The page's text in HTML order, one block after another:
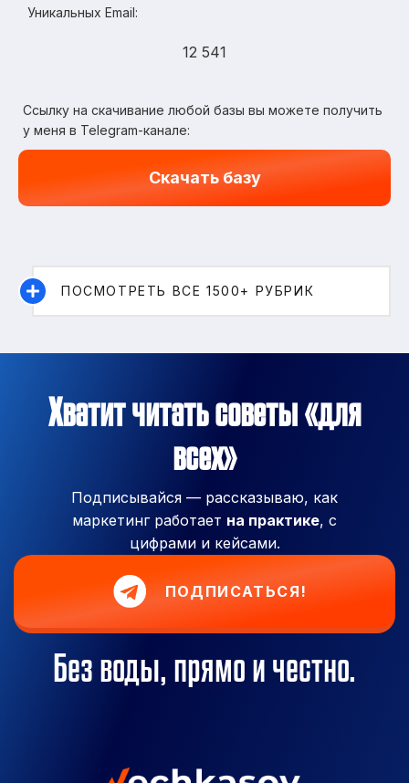
Уникальных Email:
12 541
Ссылку на скачивание любой базы вы можете получить
у меня в Telegram-канале:
Скачать базу
ПОСМОТРЕТЬ ВСЕ 1500+ РУБРИК
Хватит читать советы «для
всех»
Подписывайся — рассказываю, как
маркетинг работает на практике, с
цифрами и кейсами.
ПОДПИСАТЬСЯ!
Без воды, прямо и честно.